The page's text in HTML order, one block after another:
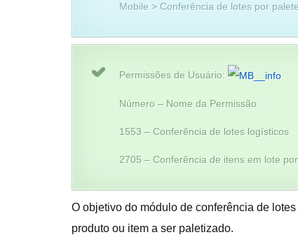
Mobile > Conferência de lotes por
Permissões de Usuário:
Número – Nome da Permissão
1553 – Conferência de lotes logísticos
2705 – Conferência de itens em lote
O objetivo do módulo de conferência de
produto ou item a ser paletizado.